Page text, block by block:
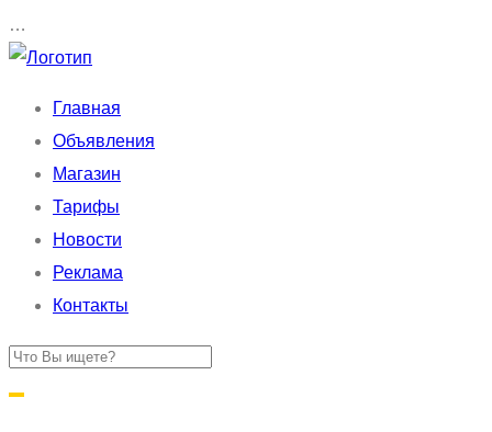
…
Главная
Объявления
Магазин
Тарифы
Новости
Реклама
Контакты